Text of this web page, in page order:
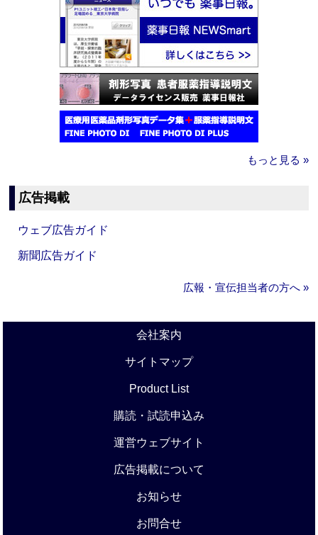
もっと見る »
広告掲載
ウェブ広告ガイド
新聞広告ガイド
広報・宣伝担当者の方へ »
会社案内
サイトマップ
Product List
購読・試読申込み
運営ウェブサイト
広告掲載について
お知らせ
お問合せ